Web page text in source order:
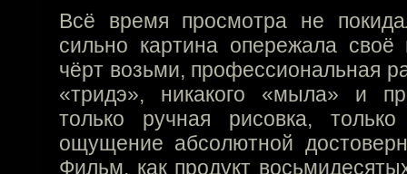
Всё время просмотра не
сильно картина опережала
чёрт возьми, профессиональная
«тридэ», никакого «мыла» и
только ручная рисовка,
ощущение абсолютной
Фильм, как продукт